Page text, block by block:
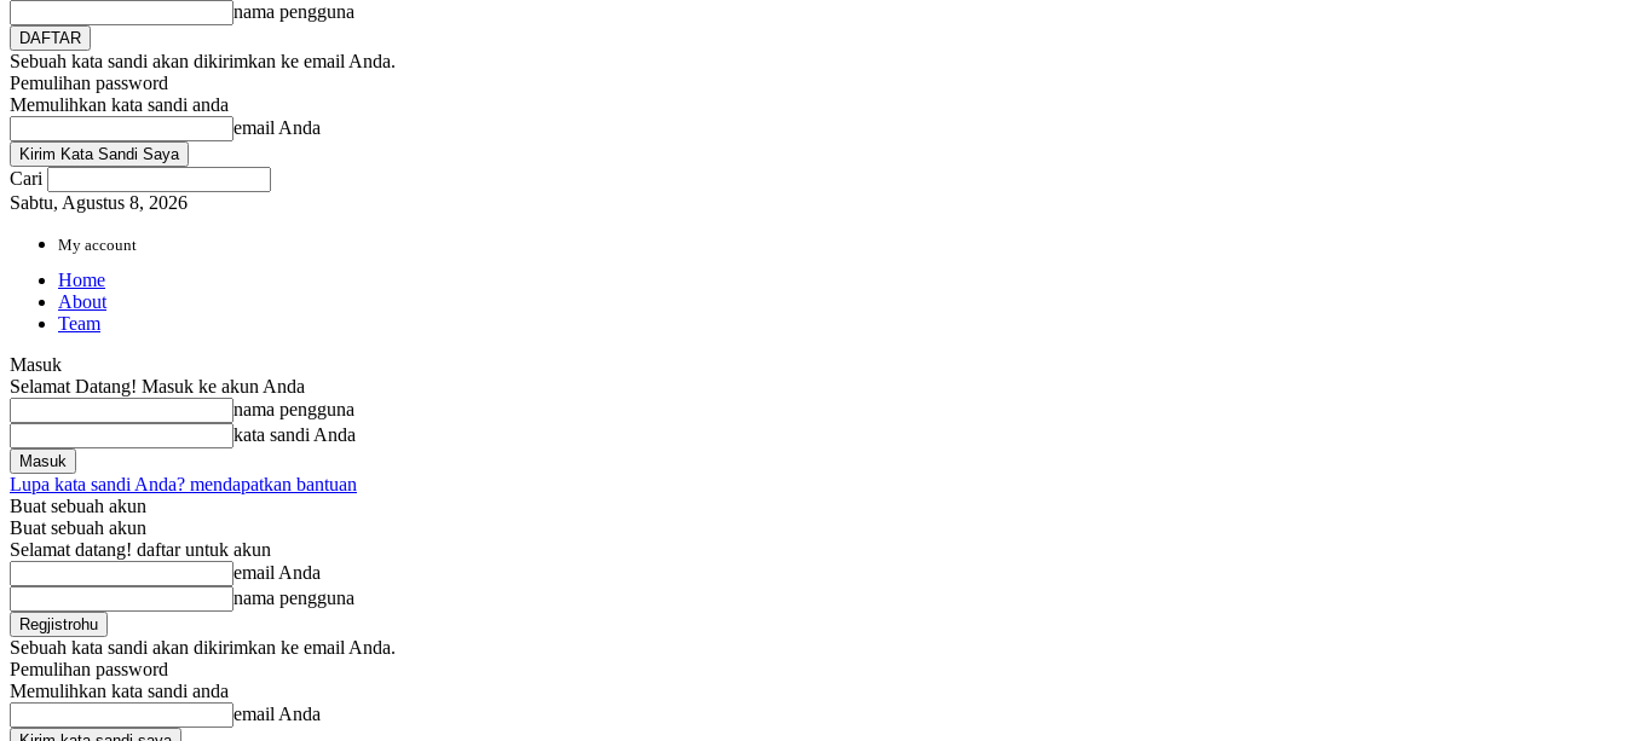
nama pengguna
Sebuah kata sandi akan dikirimkan ke email Anda.
Pemulihan password
Memulihkan kata sandi anda
email Anda
Cari
Sabtu, Agustus 8, 2026
My account
Home
About
Team
Masuk
Selamat Datang! Masuk ke akun Anda
nama pengguna
kata sandi Anda
Lupa kata sandi Anda? mendapatkan bantuan
Buat sebuah akun
Buat sebuah akun
Selamat datang! daftar untuk akun
email Anda
nama pengguna
Sebuah kata sandi akan dikirimkan ke email Anda.
Pemulihan password
Memulihkan kata sandi anda
email Anda